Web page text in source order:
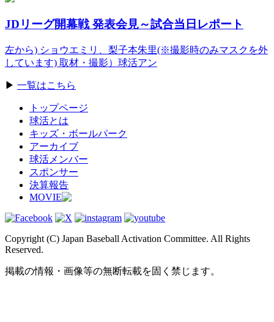
JDリーグ開幕戦 発表会見～試合当日レポート
左から) ショウエミリ、梨子本朱里(※撮影時のみマスクを外
しています) 取材・撮影）球活アン
▶ 一覧はこちら
トップページ
球活とは
キッズ・ボールパーク
アーカイブ
球活メンバー
スポンサー
決算報告
MOVIE
Copyright (C) Japan Baseball Activation Committee. All Rights
Reserved.
掲載の情報・画像等の無断転載を固く禁じます。